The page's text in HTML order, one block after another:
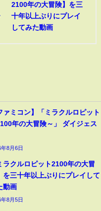
2100年の大冒険】を三
十年以上ぶりにプレイ
してみた動画
ァミコン】「ミラクルロピット
年の大冒険～」 ダイジェス
8月6日
ラクルロピット2100年の大冒
を三十年以上ぶりにプレイして
動画
8月5日